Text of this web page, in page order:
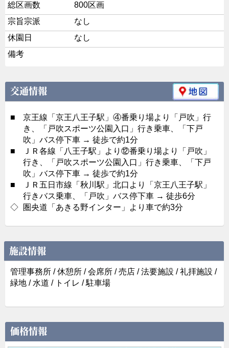
総区画数
800区画
宗旨宗派
なし
休園日
なし
備考
交通情報
■
京王線「京王八王子駅」④番乗り場より「戸吹」行
き、「戸吹スポーツ公園入口」行き乗車、「下戸
吹」バス停下車 → 徒歩で約1分
■
ＪＲ各線「八王子駅」より⑫番乗り場より「戸吹」
行き、「戸吹スポーツ公園入口」行き乗車、「下戸
吹」バス停下車 → 徒歩で約1分
■
ＪＲ五日市線「秋川駅」北口より「京王八王子駅」
行きバス乗車、「戸吹」バス停下車 → 徒歩6分
◇
圏央道「あきる野インター」より車で約3分
施設情報
管理事務所 / 休憩所 / 会席所 / 売店 / 法要施設 / 礼拝施設 /
緑地 / 水道 / トイレ / 駐車場
価格情報